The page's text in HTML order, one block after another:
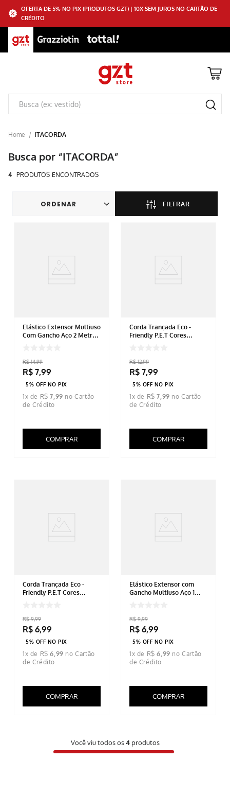
OFERTA DE 5% NO PIX (PRODUTOS GZT) | 10X SEM JUROS NO CARTÃO DE
CRÉDITO
ITACORDA
ITACORDA
4 PRODUTOS
FILTRAR
Elástico Extensor Multiuso
Com Gancho Aço 2 Metros
R$ 14,99
R$ 7,99
5% OFF NO PIX
1x de R$ 7,99
COMPRAR
Corda Trançada Eco -
Friendly P.E.T Cores
R$ 12,99
R$ 7,99
5% OFF NO PIX
1x de R$ 7,99
COMPRAR
Corda Trançada Eco -
Friendly P.E.T Cores
R$ 9,99
R$ 6,99
5% OFF NO PIX
1x de R$ 6,99
COMPRAR
Elástico Extensor com
Gancho Multiuso Aço 1
R$ 9,99
R$ 6,99
5% OFF NO PIX
1x de R$ 6,99
COMPRAR
Você viu todos os4produtos